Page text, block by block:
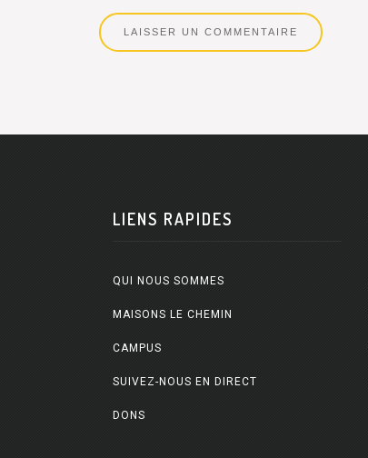
LIENS RAPIDES
QUI NOUS SOMMES
MAISONS LE CHEMIN
CAMPUS
SUIVEZ-NOUS EN DIRECT
DONS